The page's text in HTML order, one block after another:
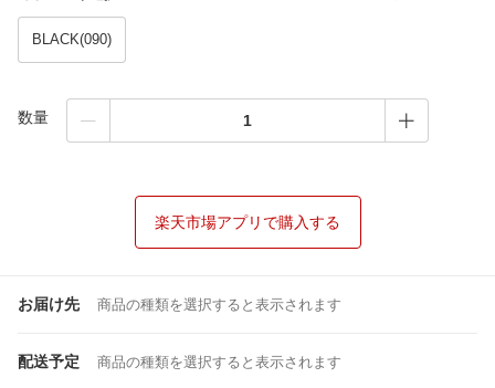
BLACK(090)
数量
楽天市場アプリで購入する
お届け先 商品の種類を選択すると表示されます
配送予定 商品の種類を選択すると表示されます